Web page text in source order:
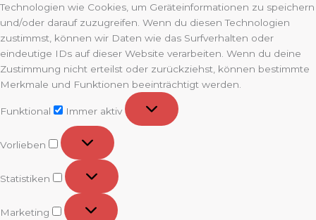
Technologien wie Cookies, um Geräteinformationen zu speichern
und/oder darauf zuzugreifen. Wenn du diesen Technologien
zustimmst, können wir Daten wie das Surfverhalten oder
eindeutige IDs auf dieser Website verarbeiten. Wenn du deine
Zustimmung nicht erteilst oder zurückziehst, können bestimmte
Merkmale und Funktionen beeinträchtigt werden.
Funktional
Immer aktiv
Vorlieben
Vorlieben
Statistiken
Statistiken
Marketing
Marketing